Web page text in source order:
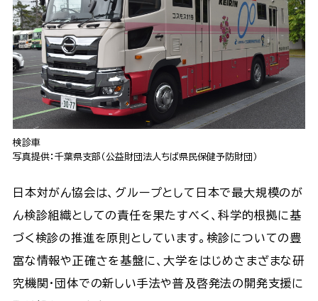
検診車
写真提供：千葉県支部（公益財団法人ちば県民保健予防財団）
日本対がん協会は、グループとして日本で最大規模のが
ん検診組織としての責任を果たすべく、科学的根拠に基
づく検診の推進を原則としています。検診についての豊
富な情報や正確さを基盤に、大学をはじめさまざまな研
究機関・団体での新しい手法や普及啓発法の開発支援に